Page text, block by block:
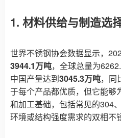
1. 材料供给与制造选
世界不锈钢协会数据显示，
3944.1万吨，全球总量为
中国产量达到3045.3万吨，同
于每个产品都优质，但它能够
和加工基础，包括常见的304
环境或结构强度需求的双相不